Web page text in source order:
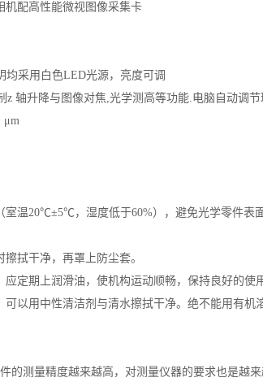
机配高性能微视图像采集卡
均采用白色LED光源，亮度可调
z 轴升降与图像对焦,光学测高等功能.电脑自动调节
μm
室温20℃±5℃，湿度低于60%），避免光学零件表
拭干净，再罩上防尘套。
定期上润滑油，使机构运动顺畅，保持良好的使
以用中性清洁剂与清水擦拭干净。绝不能用有机
的测量精度越来越高，对测量仪器的要求也是越